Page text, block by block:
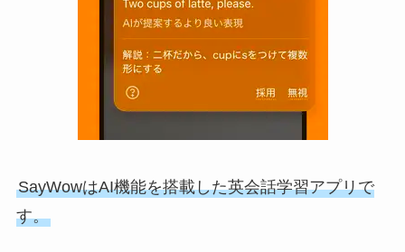
SayWowはAI機能を搭載した英会話学習アプリで
す。